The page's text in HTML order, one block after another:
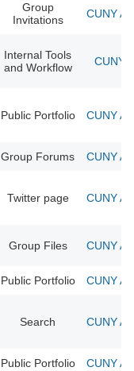
Group
Invitations
CUNY
Internal Tools
and Workflow
CUNY
Public Portfolio CUNY
Group Forums CUNY
Twitter page CUNY
Group Files CUNY
Public Portfolio CUNY
Search CUNY
Public Portfolio CUNY